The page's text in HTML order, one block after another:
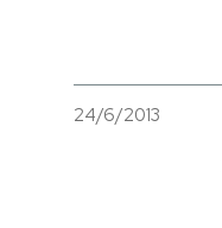
24/6/2013